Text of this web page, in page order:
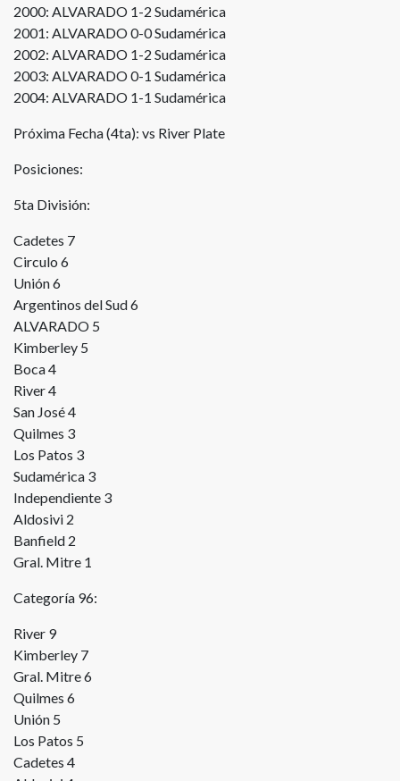
2000: ALVARADO 1-2 Sudamérica
2001: ALVARADO 0-0 Sudamérica
2002: ALVARADO 1-2 Sudamérica
2003: ALVARADO 0-1 Sudamérica
2004: ALVARADO 1-1 Sudamérica
Próxima Fecha (4ta): vs River Plate
Posiciones:
5ta División:
Cadetes 7
Circulo 6
Unión 6
Argentinos del Sud 6
ALVARADO 5
Kimberley 5
Boca 4
River 4
San José 4
Quilmes 3
Los Patos 3
Sudamérica 3
Independiente 3
Aldosivi 2
Banfield 2
Gral. Mitre 1
Categoría 96:
River 9
Kimberley 7
Gral. Mitre 6
Quilmes 6
Unión 5
Los Patos 5
Cadetes 4